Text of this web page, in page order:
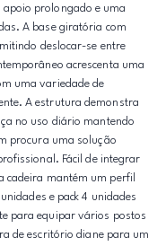
apoio prolongado e uma
A base giratória com
deslocar-se entre
acrescenta uma
uma variedade de
A estrutura demonstra
no uso diário mantendo
procura uma solução
Fácil de integrar
cadeira mantém um perfil
e pack 4 unidades
para equipar vários postos
de escritório diane para um